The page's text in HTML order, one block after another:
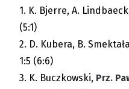
1. K. Bjerre, A.
(5:1)
2. D. Kubera, B.
1:5 (6:6)
3. K. Buczkowski, Prz.